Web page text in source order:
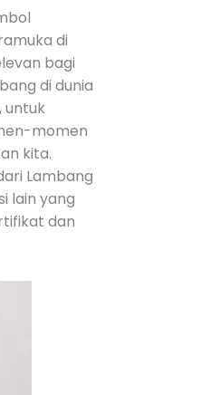
di
bagi
di dunia
untuk
momen
kita.
Lambang
lain yang
dan